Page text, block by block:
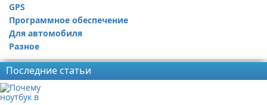
GPS
Программное обеспечение
Для автомобиля
Разное
Последние статьи